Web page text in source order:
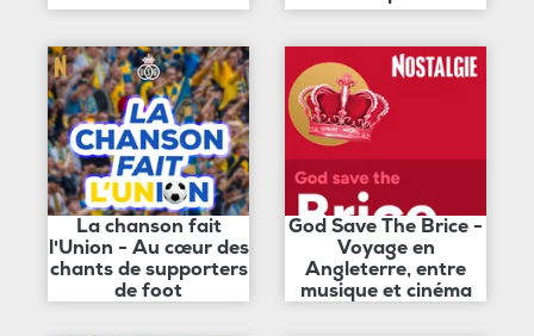
La chanson fait
l'Union - Au cœur des
chants de supporters
de foot
God Save The Brice -
Voyage en
Angleterre, entre
musique et cinéma